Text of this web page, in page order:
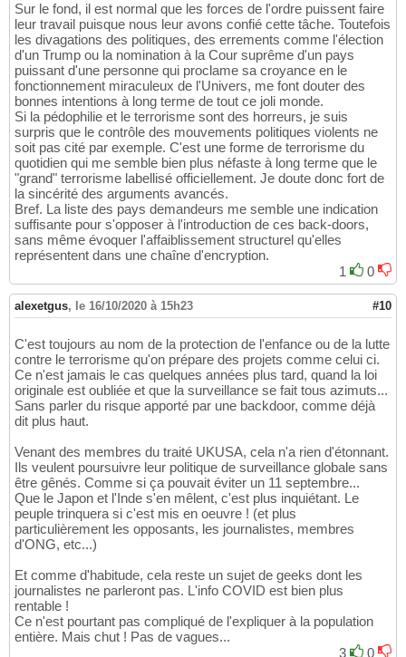
Sur le fond, il est normal que les forces de l'ordre puissent faire
leur travail puisque nous leur avons confié cette tâche. Toutefois
les divagations des politiques, des errements comme l'élection
d'un Trump ou la nomination à la Cour suprême d'un pays
puissant d'une personne qui proclame sa croyance en le
fonctionnement miraculeux de l'Univers, me font douter des
bonnes intentions à long terme de tout ce joli monde.
Si la pédophilie et le terrorisme sont des horreurs, je suis
surpris que le contrôle des mouvements politiques violents ne
soit pas cité par exemple. C'est une forme de terrorisme du
quotidien qui me semble bien plus néfaste à long terme que le
"grand" terrorisme labellisé officiellement. Je doute donc fort de
la sincérité des arguments avancés.
Bref. La liste des pays demandeurs me semble une indication
suffisante pour s'opposer à l'introduction de ces back-doors,
sans même évoquer l'affaiblissement structurel qu'elles
représentent dans une chaîne d'encryption.
1
0
alexetgus, le 16/10/2020 à 15h23 #10
C'est toujours au nom de la protection de l'enfance ou de la lutte
contre le terrorisme qu'on prépare des projets comme celui ci.
Ce n'est jamais le cas quelques années plus tard, quand la loi
originale est oubliée et que la surveillance se fait tous azimuts...
Sans parler du risque apporté par une backdoor, comme déjà
dit plus haut.
Venant des membres du traité UKUSA, cela n'a rien d'étonnant.
Ils veulent poursuivre leur politique de surveillance globale sans
être gênés. Comme si ça pouvait éviter un 11 septembre...
Que le Japon et l'Inde s'en mêlent, c'est plus inquiétant. Le
peuple trinquera si c'est mis en oeuvre ! (et plus
particulièrement les opposants, les journalistes, membres
d'ONG, etc...)
Et comme d'habitude, cela reste un sujet de geeks dont les
journalistes ne parleront pas. L'info COVID est bien plus
rentable !
Ce n'est pourtant pas compliqué de l'expliquer à la population
entière. Mais chut ! Pas de vagues...
3
0